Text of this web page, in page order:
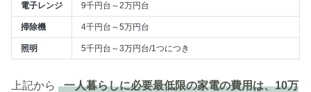
電子レンジ 9千円台～2万円台
掃除機 4千円台～5万円台
照明 5千円台～3万円台/1つにつき
上記から
一人暮らしに必要最低限の家電の費用は、10万